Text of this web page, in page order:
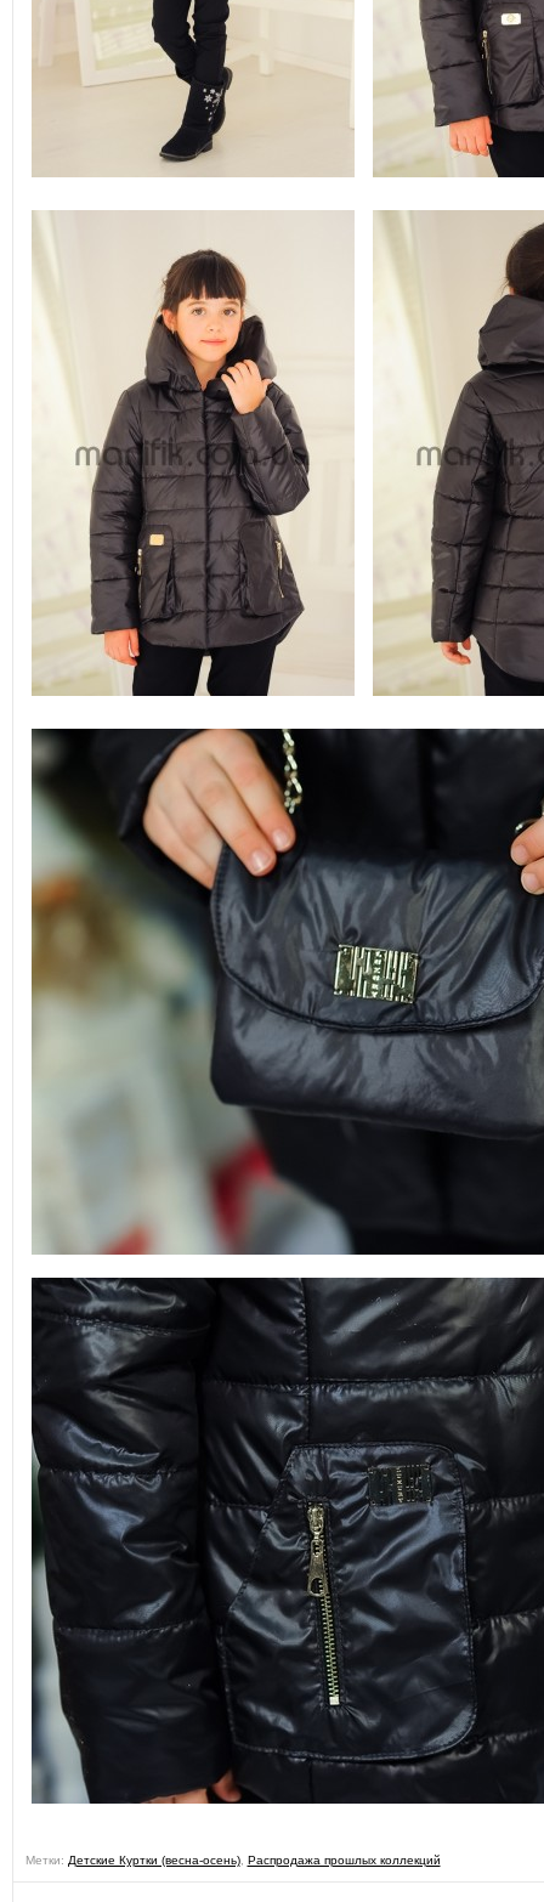
Метки: Детские Куртки (весна-осень), Распродажа прошлых коллекций